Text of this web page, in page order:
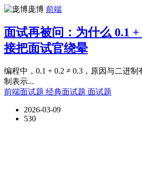
庞博 前端
面试再被问：为什么 0.1 +
接把面试官绕晕
编程中，0.1 + 0.2 ≠ 0.3，原因与二进制
制表示...
前端面试题 经典面试题 面试题
2026-03-09
530